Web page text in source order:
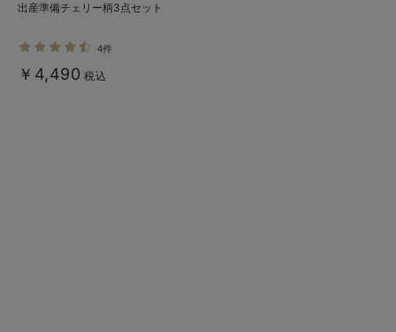
出産準備チェリー柄3点セット
4件
￥4,490 税込